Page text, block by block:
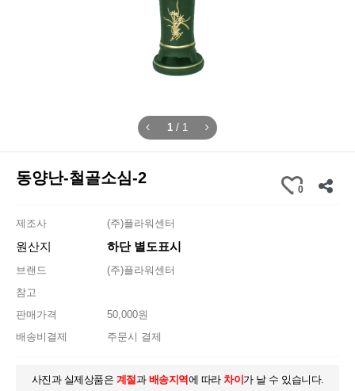
1 / 1
동양난-철골소심-2
0
제조사 (주)플라워센터
원산지 하단 별도표시
브랜드
(주)플라워센터
참고
판매가격
50,000원
배송비결제
주문시 결제
사진과 실제상품은 계절과 배송지역에 따라 차이 가 날 수 있습니다.